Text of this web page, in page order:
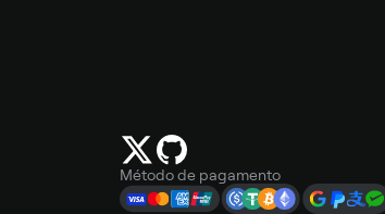
Método de pagamento